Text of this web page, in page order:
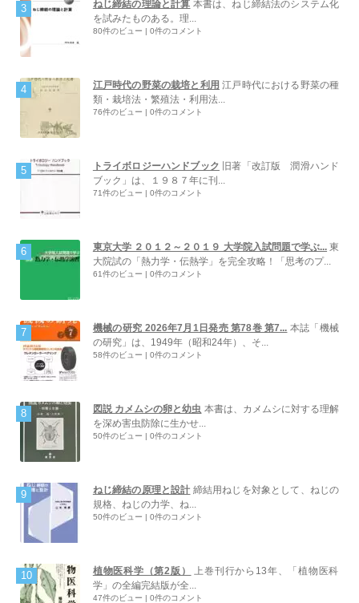
ねじ締結の理論と計算 本書は、ねじ締結法のシステム化
を試みたものある。理...
80件のビュー | 0件のコメント
江戸時代の野菜の栽培と利用 江戸時代における野菜の種
類・栽培法・繁殖法・利用法...
76件のビュー | 0件のコメント
トライボロジーハンドブック 旧著「改訂版 潤滑ハンド
ブック」は、１９８７年に刊...
71件のビュー | 0件のコメント
東京大学 ２０１２～２０１９ 大学院入試問題で学ぶ... 東
大院試の「熱力学・伝熱学」を完全攻略！「思考のプ...
61件のビュー | 0件のコメント
機械の研究 2026年7月1日発売 第78巻 第7... 本誌「機械
の研究」は、1949年（昭和24年）、そ...
58件のビュー | 0件のコメント
図説 カメムシの卵と幼虫 本書は、カメムシに対する理解
を深め害虫防除に生かせ...
50件のビュー | 0件のコメント
ねじ締結の原理と設計 締結用ねじを対象として、ねじの
規格、ねじの力学、ね...
50件のビュー | 0件のコメント
植物医科学（第2版）
上巻刊行から13年、「植物医科
学」の全編完結版が全...
47件のビュー | 0件のコメント